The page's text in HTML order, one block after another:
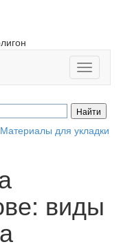
Toggle
Материалы для укладки
виды